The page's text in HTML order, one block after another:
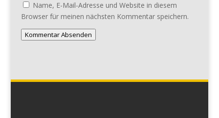
Name, E-Mail-Adresse und Website in diesem
Browser für meinen nächsten Kommentar speichern.
Kommentar Absenden